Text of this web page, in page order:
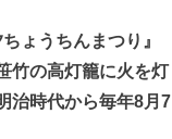
ょうちんまつり』
竹の高灯籠に火を灯
治時代から毎年8月7